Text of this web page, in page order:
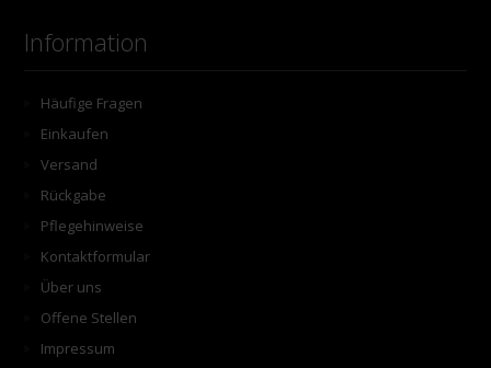
Information
Häufige Fragen
Einkaufen
Versand
Rückgabe
Pflegehinweise
Kontaktformular
Über uns
Offene Stellen
Impressum